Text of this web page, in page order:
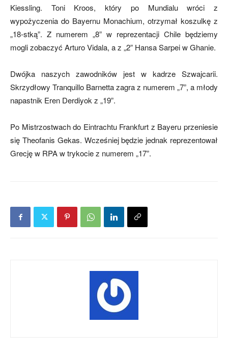
(transfery,
skład)
Kiessling. Toni Kroos, który po Mundialu wróci z
wypożyczenia do Bayernu Monachium, otrzymał koszulkę z
„18-stką”. Z numerem „8” w reprezentacji Chile będziemy
mogli zobaczyć Arturo Vidala, a z „2” Hansa Sarpei w Ghanie.
Dwójka naszych zawodników jest w kadrze Szwajcarii.
Skrzydłowy Tranquillo Barnetta zagra z numerem „7”, a młody
napastnik Eren Derdiyok z „19”.
Po Mistrzostwach do Eintrachtu Frankfurt z Bayeru przeniesie
się Theofanis Gekas. Wcześniej będzie jednak reprezentował
Grecję w RPA w trykocie z numerem „17”.